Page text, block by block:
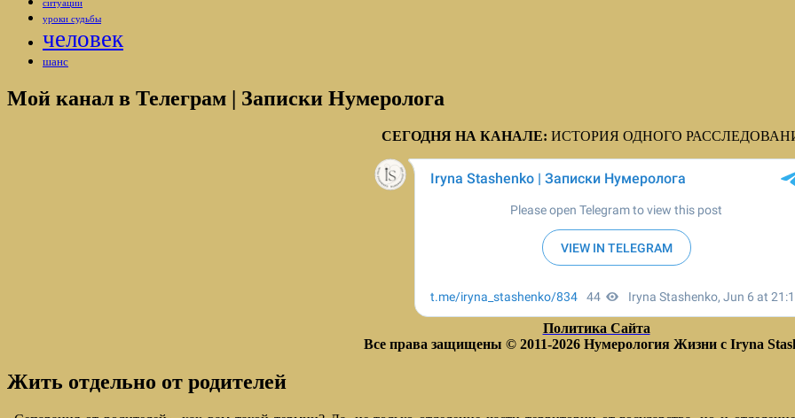
ситуации
уроки судьбы
человек
шанс
Мой канал в Телеграм | Записки Нумеролога
СЕГОДНЯ НА КАНАЛЕ: ИСТОРИЯ ОДНОГО
Политика Сайта
Все права защищены © 2011-2026 Нумерология Жизни с Iryna
Жить отдельно от родителей